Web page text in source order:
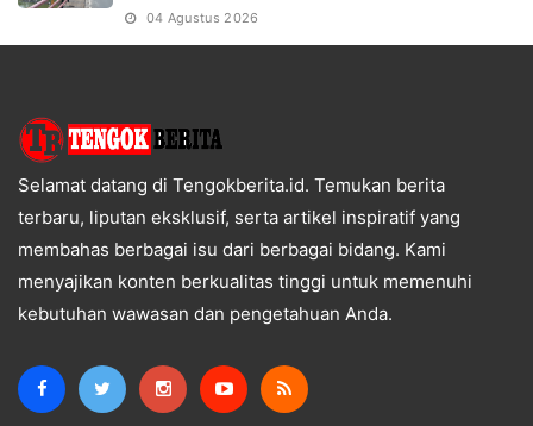
04 Agustus 2026
Selamat datang di Tengokberita.id. Temukan berita
terbaru, liputan eksklusif, serta artikel inspiratif yang
membahas berbagai isu dari berbagai bidang. Kami
menyajikan konten berkualitas tinggi untuk memenuhi
kebutuhan wawasan dan pengetahuan Anda.